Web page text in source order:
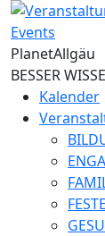
Direkt zum
PlanetAllgäu
BESSER
Kalender
FESTE